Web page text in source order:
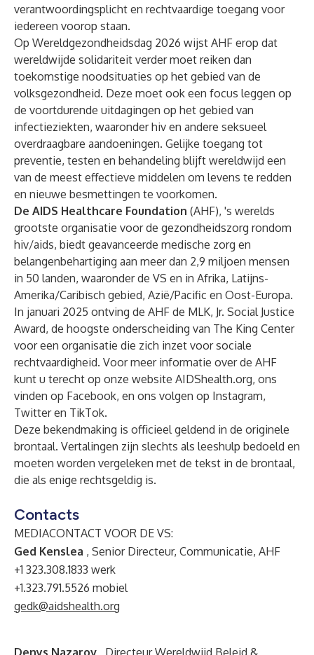
verantwoordingsplicht en rechtvaardige toegang voor
iedereen voorop staan.
Op Wereldgezondheidsdag 2026 wijst AHF erop dat
wereldwijde solidariteit verder moet reiken dan
toekomstige noodsituaties op het gebied van de
volksgezondheid. Deze moet ook een focus leggen op
de voortdurende uitdagingen op het gebied van
infectieziekten, waaronder hiv en andere seksueel
overdraagbare aandoeningen. Gelijke toegang tot
preventie, testen en behandeling blijft wereldwijd een
van de meest effectieve middelen om levens te redden
en nieuwe besmettingen te voorkomen.
De AIDS Healthcare Foundation (AHF), 's werelds
grootste organisatie voor de gezondheidszorg rondom
hiv/aids, biedt geavanceerde medische zorg en
belangenbehartiging aan meer dan 2,9 miljoen mensen
in 50 landen, waaronder de VS en in Afrika, Latijns-
Amerika/Caribisch gebied, Azië/Pacific en Oost-Europa.
In januari 2025 ontving de AHF de MLK, Jr. Social Justice
Award, de hoogste onderscheiding van The King Center
voor een organisatie die zich inzet voor sociale
rechtvaardigheid. Voor meer informatie over de AHF
kunt u terecht op onze website AIDShealth.org, ons
vinden op Facebook, en ons volgen op Instagram,
Twitteren TikTok.
Deze bekendmaking is officieel geldend in de originele
brontaal. Vertalingen zijn slechts als leeshulp bedoeld en
moeten worden vergeleken met de tekst in de brontaal,
die als enige rechtsgeldig is.
Contacts
MEDIACONTACT VOOR DE VS:
Ged Kenslea , Senior Directeur, Communicatie, AHF
+1 323.308.1833 werk
+1.323.791.5526 mobiel
gedk@aidshealth.org
Denys Nazarov , Directeur Wereldwijd Beleid &